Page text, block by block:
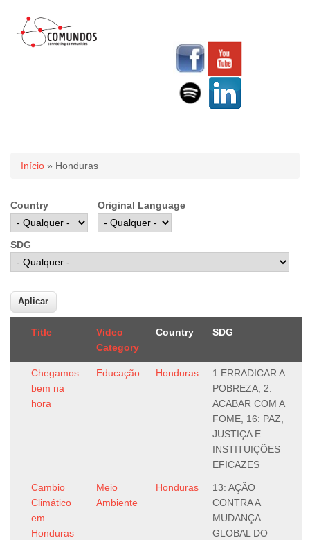
Você está aqui
Início » Honduras
Country Original Language
SDG
Title
Video
Category
Country SDG
Chegamos
bem na
hora
Educação Honduras
1 ERRADICAR A
POBREZA, 2:
ACABAR COM A
FOME, 16: PAZ,
JUSTIÇA E
INSTITUIÇÕES
EFICAZES
Cambio
Climático
em
Honduras
Meio
Ambiente
Honduras
13: AÇÃO
CONTRA A
MUDANÇA
GLOBAL DO